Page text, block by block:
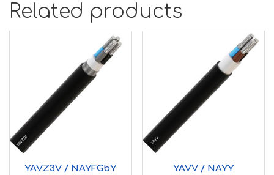
Related products
YAVZ3V / NAYFGbY YAVV / NAYY